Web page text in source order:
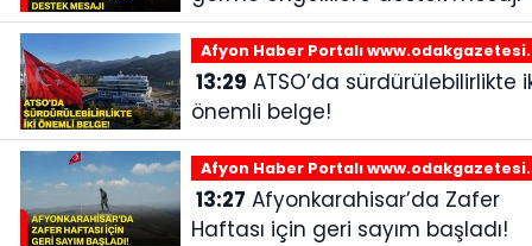
Afyon Haber Portalı
13:29
önemli belge!
Afyon Haber Portalı
13:27
Haftası için geri sayım başladı!